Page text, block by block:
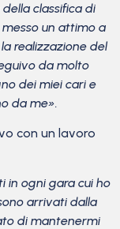
classifica di
un attimo a
realizzazione del
da molto
dei miei cari e
da me».
con un lavoro
in ogni gara cui ho
arrivati ​​dalla
di mantenermi